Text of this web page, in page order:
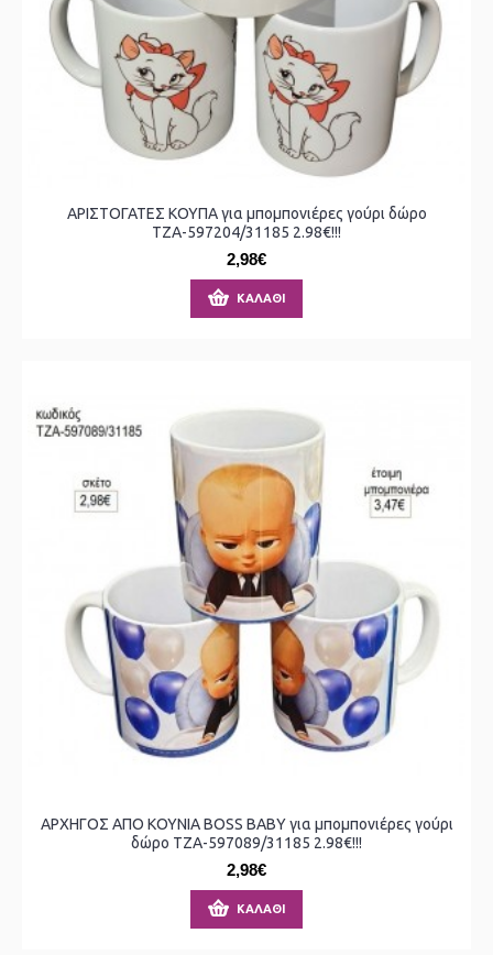
ΑΡΙΣΤΟΓΑΤΕΣ ΚΟΥΠΑ για μπομπονιέρες γούρι δώρο
ΤΖΑ-597204/31185 2.98€!!!
2,98€
ΚΑΛΆΘΙ
ΑΡΧΗΓΟΣ ΑΠΟ ΚΟΥΝΙΑ BOSS BABY για μπομπονιέρες γούρι
δώρο ΤΖΑ-597089/31185 2.98€!!!
2,98€
ΚΑΛΆΘΙ